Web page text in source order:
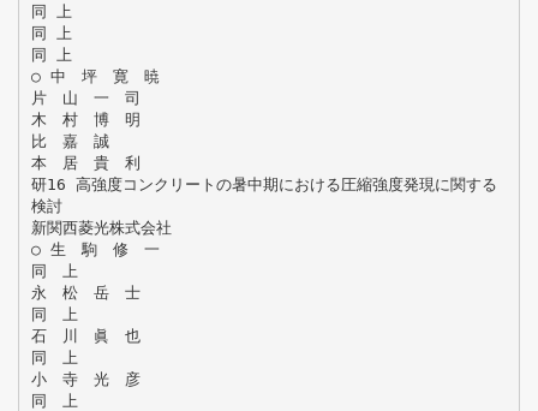
同 上
同 上
同 上
○ 中 坪 寛 暁
片 山 一 司
木 村 博 明
比 嘉 誠
本 居 貴 利
研16 高強度コンクリートの暑中期における圧縮強度発現に関する
検討
新関西菱光株式会社
○ 生 駒 修 一
同 上
永 松 岳 士
同 上
石 川 眞 也
同 上
小 寺 光 彦
同 上